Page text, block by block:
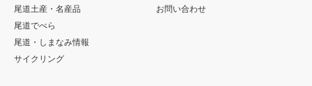
尾道土産・名産品
尾道でべら
尾道・しまなみ情報
サイクリング
お問い合わせ